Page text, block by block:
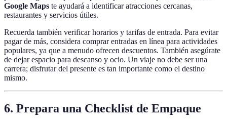
Google Maps te ayudará a identificar atracciones cercanas,
restaurantes y servicios útiles.
Recuerda también verificar horarios y tarifas de entrada. Para evitar
pagar de más, considera comprar entradas en línea para actividades
populares, ya que a menudo ofrecen descuentos. También asegúrate
de dejar espacio para descanso y ocio. Un viaje no debe ser una
carrera; disfrutar del presente es tan importante como el destino
mismo.
6. Prepara una Checklist de Empaque